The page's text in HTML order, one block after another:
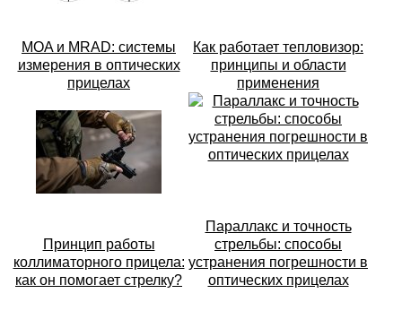
MOA и MRAD: системы
измерения в оптических
прицелах
Как работает тепловизор:
принципы и области
применения
Принцип работы
коллиматорного прицела:
как он помогает стрелку?
Параллакс и точность
стрельбы: способы
устранения погрешности в
оптических прицелах